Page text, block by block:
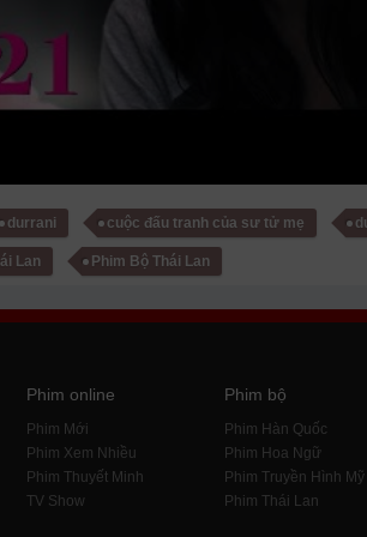
durrani cuộc đấu tranh của sư tử mẹ
Lan Phim Bộ Thái Lan
Phim online
Phim Mới
Phim Xem Nhiều
Phim Thuyết Minh
TV Show
Phim bộ
Phim Hàn Quốc
Phim Hoa Ngữ
Phim Truyền Hình Mỹ
Phim Thái Lan